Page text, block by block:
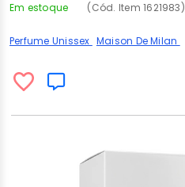
Em estoque (Cód. Item 1621983)
Perfume Unissex Maison De Milan